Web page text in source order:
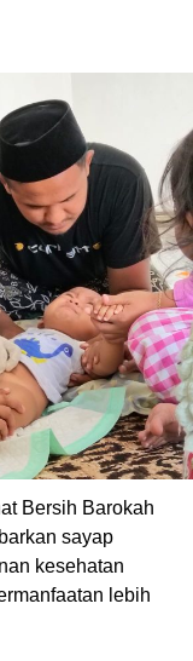
Bersih Barokah
sayap
kesehatan
lebih